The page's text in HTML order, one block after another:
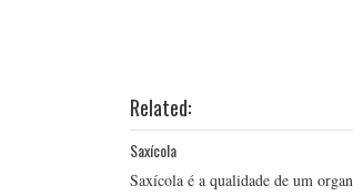
Related:
Saxícola
Saxícola é a qualidade de um